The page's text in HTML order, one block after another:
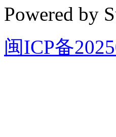
Powered by
闽ICP备